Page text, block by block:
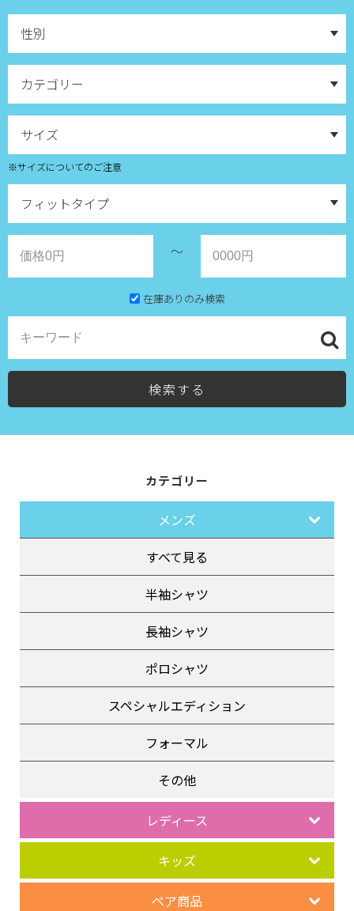
※サイズについてのご注意
～
在庫ありのみ検索
検索する
カテゴリー
メンズ
すべて見る
半袖シャツ
長袖シャツ
ポロシャツ
スペシャルエディション
フォーマル
その他
レディース
キッズ
ペア商品